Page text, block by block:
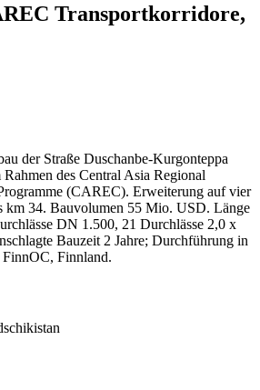
Transportkorridore,
der Straße Duschanbe-Kurgonteppa
des Central Asia Regional
(CAREC). Erweiterung auf vier
km 34. Bauvolumen 55 Mio. USD. Länge
DN 1.500, 21 Durchlässe 2,0 x
Bauzeit 2 Jahre; Durchführung in
Finnland.